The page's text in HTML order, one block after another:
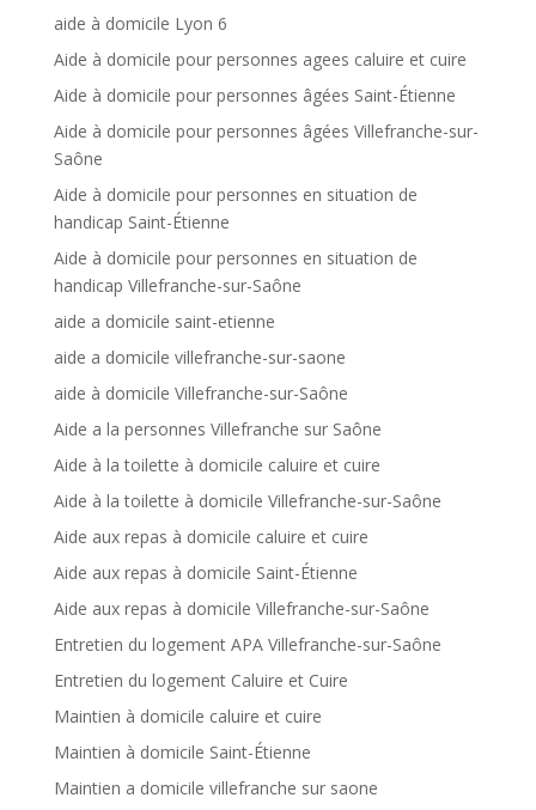
aide à domicile Lyon 6
Aide à domicile pour personnes agees caluire et cuire
Aide à domicile pour personnes âgées Saint-Étienne
Aide à domicile pour personnes âgées Villefranche-sur-
Saône
Aide à domicile pour personnes en situation de
handicap Saint-Étienne
Aide à domicile pour personnes en situation de
handicap Villefranche-sur-Saône
aide a domicile saint-etienne
aide a domicile villefranche-sur-saone
aide à domicile Villefranche-sur-Saône
Aide a la personnes Villefranche sur Saône
Aide à la toilette à domicile caluire et cuire
Aide à la toilette à domicile Villefranche-sur-Saône
Aide aux repas à domicile caluire et cuire
Aide aux repas à domicile Saint-Étienne
Aide aux repas à domicile Villefranche-sur-Saône
Entretien du logement APA Villefranche-sur-Saône
Entretien du logement Caluire et Cuire
Maintien à domicile caluire et cuire
Maintien à domicile Saint-Étienne
Maintien a domicile villefranche sur saone